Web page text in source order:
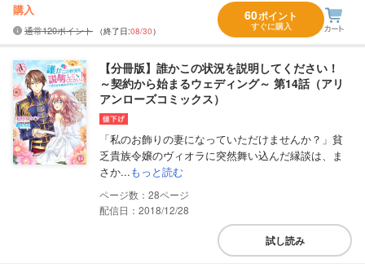
購入
通常120ポイント （終了日:08/30）
60ポイント
すぐに購入
【分冊版】誰かこの状況を説明してください！
～契約から始まるウェディング～ 第14話（アリ
アンローズコミックス）
「私のお飾りの妻になっていただけませんか？」貧
乏貴族令嬢のヴィオラに突然舞い込んだ縁談は、ま
さか...もっと読む
28
配信日：2018/12/28
試し読み